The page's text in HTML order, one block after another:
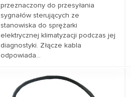
przeznaczony do przesyłania
sygnałów sterujących ze
stanowiska do sprężarki
elektrycznej klimatyzacji podczas jej
diagnostyki. Złącze kabla
odpowiada...
Zapytaj o cenę